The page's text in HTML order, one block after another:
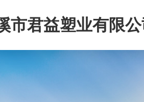
市君益塑业有限